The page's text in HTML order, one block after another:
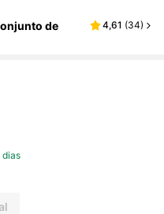
de
4,61 (34)
dias